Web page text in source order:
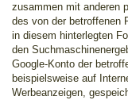
zusammen mit anderen
des von der betroffenen
in diesem hinterlegten
den
Google-Konto der
beispielsweise auf
Werbeanzeigen,